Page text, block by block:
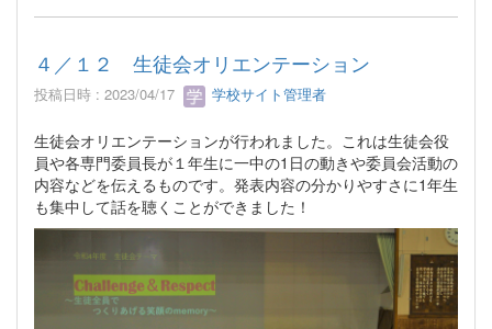
４／１２ 生徒会オリエンテーション
投稿日時 : 2023/04/17 学校サイト管理者
生徒会オリエンテーションが行われました。これは生徒会役
員や各専門委員長が１年生に一中の1日の動きや委員会活動の
内容などを伝えるものです。発表内容の分かりやすさに1年生
も集中して話を聴くことができました！